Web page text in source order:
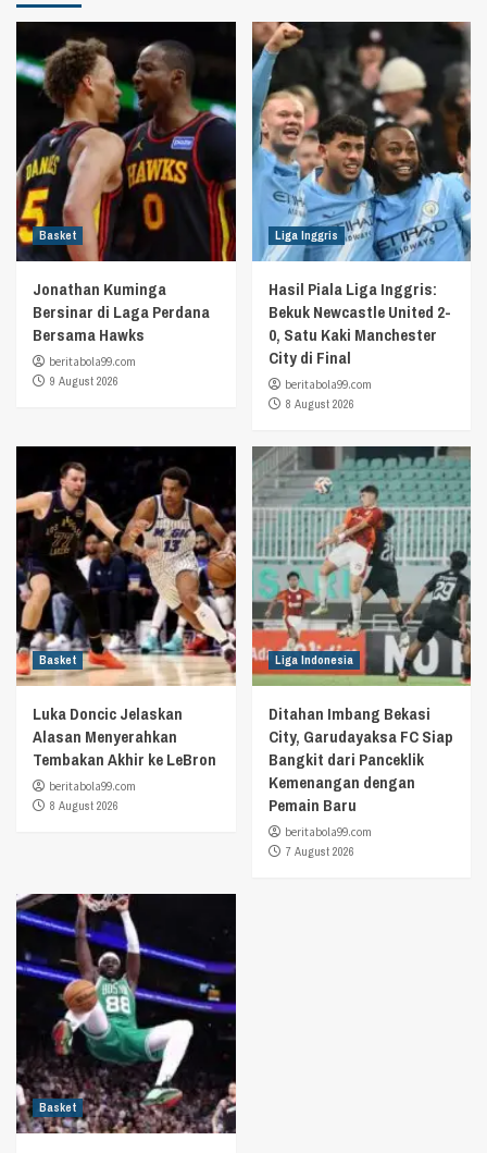
Basket
Jonathan Kuminga
Bersinar di Laga Perdana
Bersama Hawks
beritabola99.com
9 August 2026
Liga Inggris
Hasil Piala Liga Inggris:
Bekuk Newcastle United 2-
0, Satu Kaki Manchester
City di Final
beritabola99.com
8 August 2026
Basket
Luka Doncic Jelaskan
Alasan Menyerahkan
Tembakan Akhir ke LeBron
beritabola99.com
8 August 2026
Liga Indonesia
Ditahan Imbang Bekasi
City, Garudayaksa FC Siap
Bangkit dari Panceklik
Kemenangan dengan
Pemain Baru
beritabola99.com
7 August 2026
Basket